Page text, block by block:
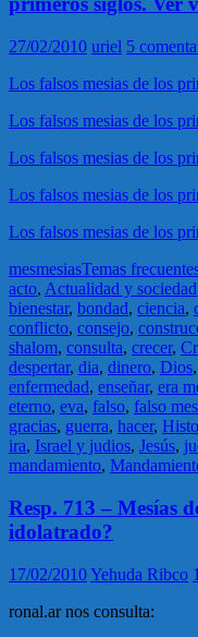
27/02/2010 uriel 5
Los falsos mesias de los
Los falsos mesias de los
Los falsos mesias de los
Los falsos mesias de los
Los falsos mesias de los
mesmesiasTemas
acto, Actualidad y sociedad
bienestar, bondad, ciencia,
conflicto, consejo,
shalom, consulta, crecer,
despertar, dia, dinero, Dios,
enfermedad, enseñar, era
eterno, eva, falso, falso
gracias, guerra, hacer,
ira, Israel y judios, Jesús,
mandamiento,
Resp. 713 – Mesías
idolatrado?
17/02/2010Yehuda Ribco
ronal.ar nos consulta: